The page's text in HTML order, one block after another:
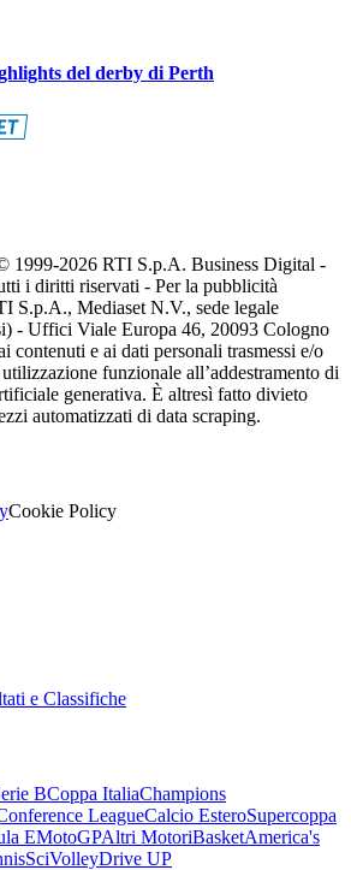
del derby di Perth
1999-2026 RTI S.p.A. Business Digital -
i diritti riservati - Per la pubblicità
S.p.A., Mediaset N.V., sede legale
- Uffici Viale Europa 46, 20093 Cologno
contenuti e ai dati personali trasmessi e/o
funzionale all’addestramento di
generativa. È altresì fatto divieto
automatizzati di data scraping.
Cookie Policy
e Classifiche
BCoppa ItaliaChampions
LeagueCalcio EsteroSupercoppa
EMotoGPAltri MotoriBasketAmerica's
SciVolleyDrive UP